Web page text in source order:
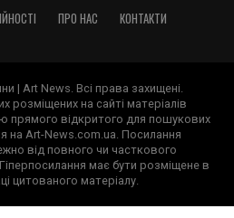
ПРО НАС КОНТАКТИ
| Art News. Всі права захищені.
розміщених на сайті матеріалів
прямого відкритого для пошукових
на Art-News.com.ua. Посилання
від повного чи часткового
має бути розміщене в
цитованого матеріалу.